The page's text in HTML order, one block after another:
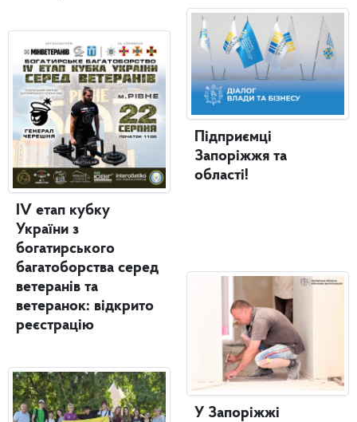
IV етап кубку
України з
богатирського
багатоборства серед
ветеранів та
ветеранок: відкрито
реєстрацію
Підприємці
Запоріжжя та
області!
У Запоріжжі